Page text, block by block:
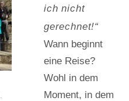
ich nicht
gerechnet!“
Wann beginnt
eine Reise?
Wohl in dem
Moment, in dem